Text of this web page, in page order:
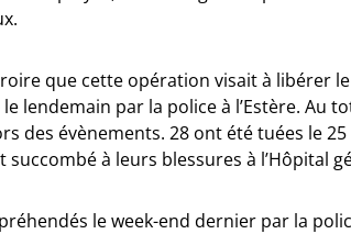
que cette opération visait à libérer
lendemain par la police à l’Estère. Au
des évènements. 28 ont été tuées le 25
à leurs blessures à l’Hôpital
le week-end dernier par la